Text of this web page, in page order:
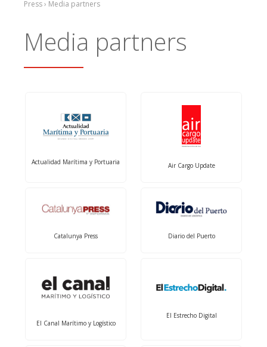
Press › Media partners
Media partners
Actualidad Marítima y Portuaria Air Cargo Update
Catalunya Press Diario del Puerto
El Canal Marítimo y Logístico
El Estrecho Digital